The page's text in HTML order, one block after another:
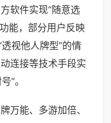
软件实现“随意选
能，部分用户反映
视他人牌型”的情
连接等技术手段实
”。
万能、多游加倍、